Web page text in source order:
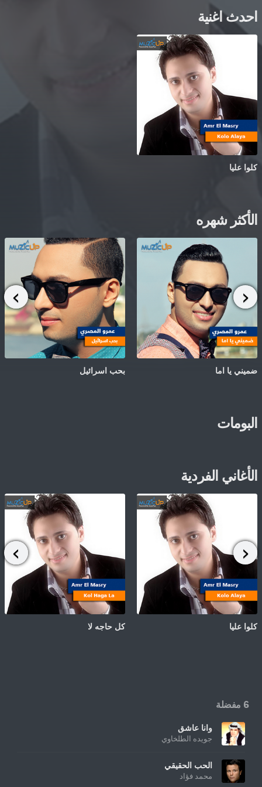
احدث اغنية
كلوا عليا
الأكثر شهره
ضميني يا اما بحب اسرائيل
البومات
الأغاني الفردية
كلوا عليا كل حاجه لا
6 مفضلة
وانا عاشق
جويده الطلخاوي
الحب الحقيقي
محمد فؤاد